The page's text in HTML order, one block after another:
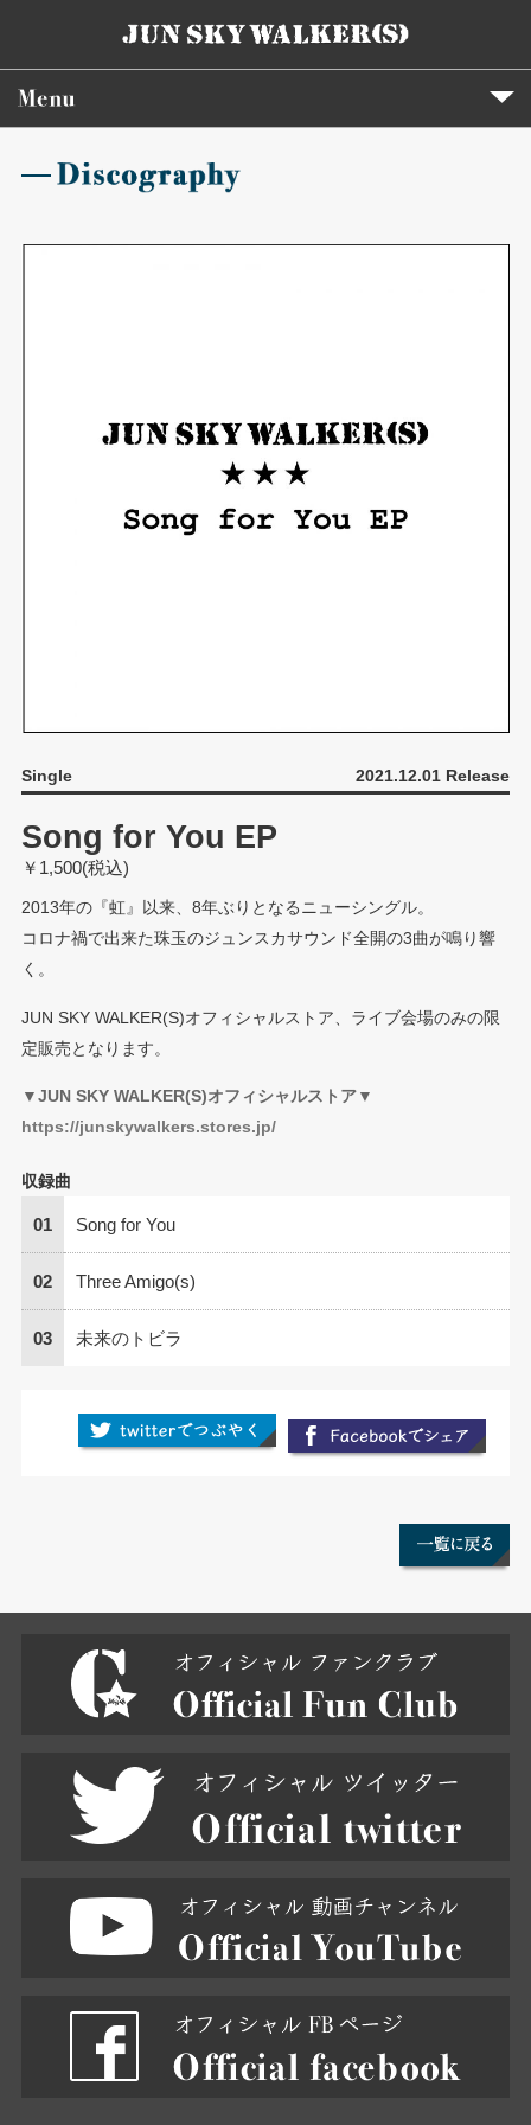
Single 2021.12.01 Release
Song for You EP
￥1,500(税込)
2013年の『虹』以来、8年ぶりとなるニューシングル。
コロナ禍で出来た珠玉のジュンスカサウンド全開の3曲が鳴り響
く。
JUN SKY WALKER(S)オフィシャルストア、ライブ会場のみの限
定販売となります。
▼JUN SKY WALKER(S)オフィシャルストア▼
https://junskywalkers.stores.jp/
収録曲
01 Song for You
02 Three Amigo(s)
03 未来のトビラ